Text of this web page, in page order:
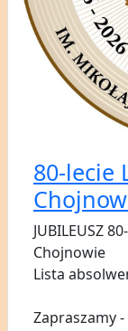
80-lecie
JUBILEUSZ
Chojnowie
Lista
Zapraszamy